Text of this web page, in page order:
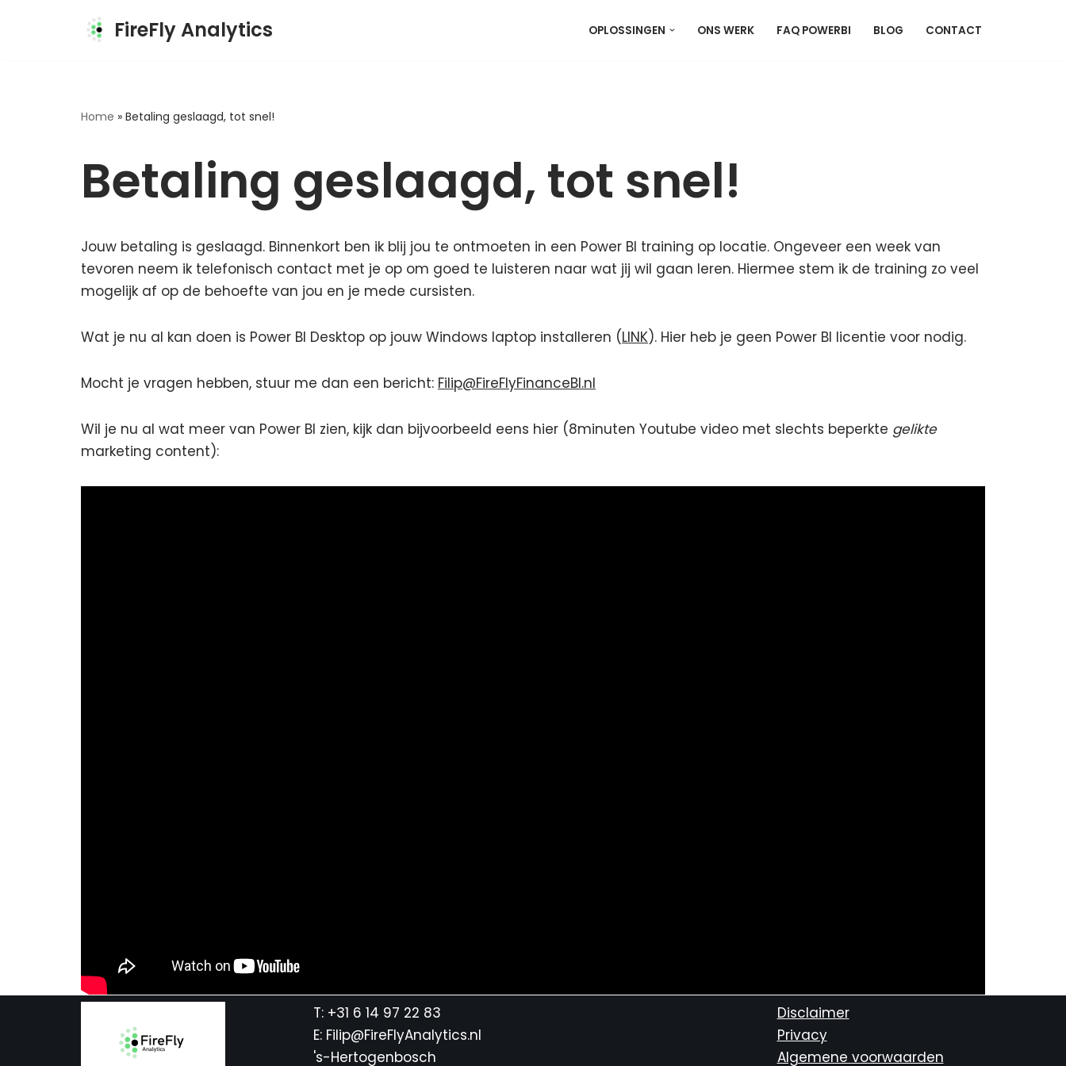
FireFly Analytics OPLOSSINGEN ONS WERK FAQ POWERBI BLOG CONTACT
Home » Betaling geslaagd, tot snel!
Betaling geslaagd, tot snel!
Jouw betaling is geslaagd. Binnenkort ben ik blij jou te ontmoeten in een Power BI training op locatie. Ongeveer een week van
tevoren neem ik telefonisch contact met je op om goed te luisteren naar wat jij wil gaan leren. Hiermee stem ik de training zo veel
mogelijk af op de behoefte van jou en je mede cursisten.
Wat je nu al kan doen is Power BI Desktop op jouw Windows laptop installeren (LINK). Hier heb je geen Power BI licentie voor nodig.
Mocht je vragen hebben, stuur me dan een bericht: Filip@FireFlyFinanceBI.nl
Wil je nu al wat meer van Power BI zien, kijk dan bijvoorbeeld eens hier (8minuten Youtube video met slechts beperkte gelikte
marketing content):
T: +31 6 14 97 22 83
E: Filip@FireFlyAnalytics.nl
's-Hertogenbosch
Disclaimer
Privacy
Algemene voorwaarden